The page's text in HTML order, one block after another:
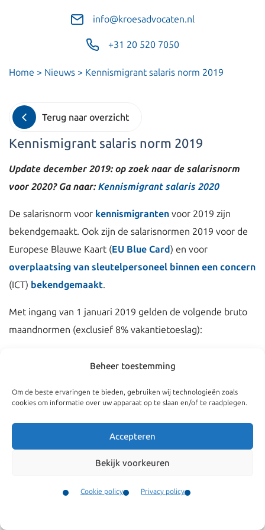
Beheer toestemming
Om de beste ervaringen te bieden, gebruiken wij technologieën zoals
cookies om informatie over uw apparaat op te slaan en/of te raadplegen.
Accepteren
Bekijk voorkeuren
Cookie policy Privacy policy
info@kroesadvocaten.nl
+31 20 520 7050
Home > Nieuws > Kennismigrant salaris norm 2019
Terug naar overzicht
Kennismigrant salaris norm 2019
Update december 2019: op zoek naar de salarisnorm
voor 2020? Ga naar: Kennismigrant salaris 2020
De salarisnorm voor kennismigranten voor 2019 zijn
bekendgemaakt. Ook zijn de salarisnormen 2019 voor de
Europese Blauwe Kaart (EU Blue Card) en voor
overplaatsing van sleutelpersoneel binnen een concern
(ICT) bekendgemaakt.
Met ingang van 1 januari 2019 gelden de volgende bruto
maandnormen (exclusief 8% vakantietoeslag):
Kennismigranten of ICT, jonger dan 30 jaar: €3.299
Vreemdeling die binnen 3 jaar voorafgaand aan zijn
aanvraag een Master heeft behaald aan een